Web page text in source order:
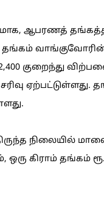
ஆபரணத்
தங்கம்
குறைந்து
நிலையில்
கிராம் தங்கம்